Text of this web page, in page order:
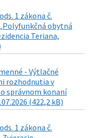
1 zákona č.
obytná
Teriana,
- Výtlačné
rozhodnutia v
o správnom konaní
(422,2 kB)
1 zákona č.